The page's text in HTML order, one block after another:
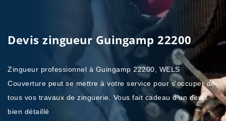
Devis zingueur Guingamp 22200
Zingueur professionnel à Guingamp 22200, WELS
Couverture peut se mettre à votre service pour s'occuper de
tous vos travaux de zinguerie. Vous fait cadeau d'un devis
bien détaillé